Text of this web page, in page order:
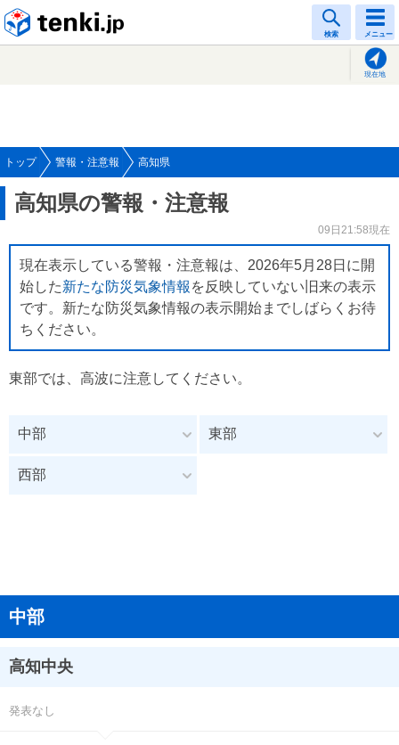
検索 メニュー
現在地
トップ 警報・注意報 高知県
高知県の警報・注意報
09日21:58現在
現在表示している警報・注意報は、2026年5月28日に開
始した新たな防災気象情報 を反映していない旧来の表示
です。新たな防災気象情報の表示開始までしばらくお待
ちください。
東部では、高波に注意してください。
中部 東部
西部
中部
高知中央
発表なし